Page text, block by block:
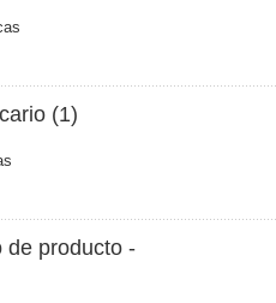
(1)
de producto -